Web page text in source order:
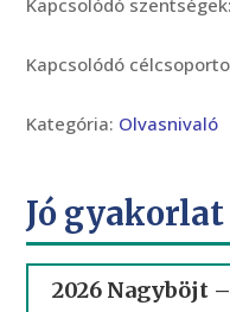
Kapcsolódó szentségek:
Kapcsolódó
Kategória: Olvasnivaló
Jó
2026 Nagyböjt